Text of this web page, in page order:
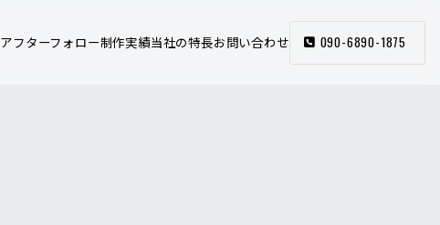
アフターフォロー制作実績当社の特長お問い合わせ 090-6890-1875